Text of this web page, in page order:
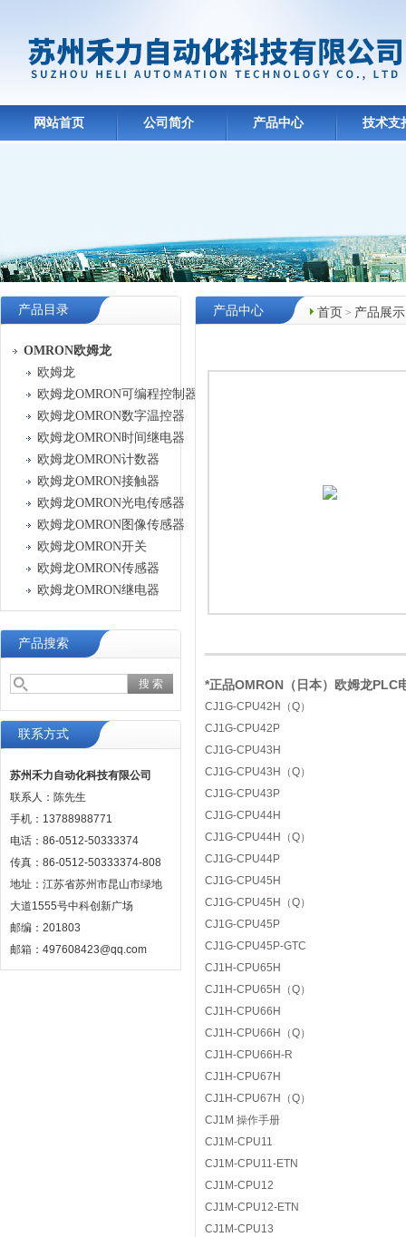
网站首页 公司简介 产品中心 技术支
产品目录
OMRON欧姆龙
欧姆龙
欧姆龙OMRON可编程控制器
欧姆龙OMRON数字温控器
欧姆龙OMRON时间继电器
欧姆龙OMRON计数器
欧姆龙OMRON接触器
欧姆龙OMRON光电传感器
欧姆龙OMRON图像传感器
欧姆龙OMRON开关
欧姆龙OMRON传感器
欧姆龙OMRON继电器
产品搜索
联系方式
苏州禾力自动化科技有限公司
联系人：陈先生
手机：13788988771
电话：86-0512-50333374
传真：86-0512-50333374-808
地址：江苏省苏州市昆山市绿地
大道1555号中科创新广场
邮编：201803
邮箱：497608423@qq.com
首页 > 产品展示
产品中心
*正品OMRON（日本）欧姆龙PLC
CJ1G-CPU42H（Q）
CJ1G-CPU42P
CJ1G-CPU43H
CJ1G-CPU43H（Q）
CJ1G-CPU43P
CJ1G-CPU44H
CJ1G-CPU44H（Q）
CJ1G-CPU44P
CJ1G-CPU45H
CJ1G-CPU45H（Q）
CJ1G-CPU45P
CJ1G-CPU45P-GTC
CJ1H-CPU65H
CJ1H-CPU65H（Q）
CJ1H-CPU66H
CJ1H-CPU66H（Q）
CJ1H-CPU66H-R
CJ1H-CPU67H
CJ1H-CPU67H（Q）
CJ1M 操作手册
CJ1M-CPU11
CJ1M-CPU11-ETN
CJ1M-CPU12
CJ1M-CPU12-ETN
CJ1M-CPU13